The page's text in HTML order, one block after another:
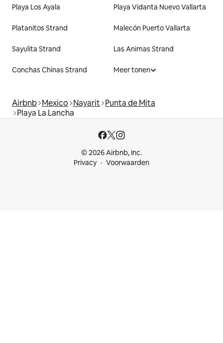
Playa Los Ayala Playa Vidanta Nuevo Vallarta
Platanitos Strand Malecón Puerto Vallarta
Sayulita Strand Las Animas Strand
Conchas Chinas Strand Meer tonen
Airbnb Mexico Nayarit Punta de Mita
Playa La Lancha
© 2026 Airbnb, Inc.
Privacy
Voorwaarden